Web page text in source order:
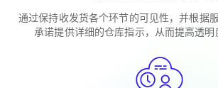
通过保持收发货各个环节的可见性，并根据
承诺提供详细的仓库指示，从而提高透